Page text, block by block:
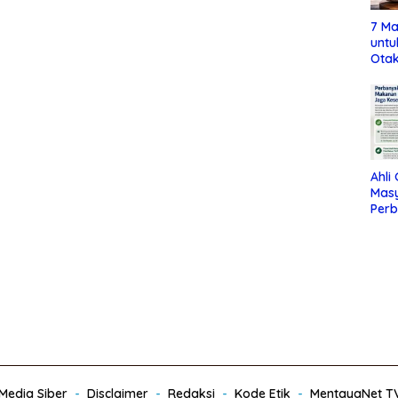
7
Ahli
Siber Disclaimer Redaksi Kode Etik MentayaNet